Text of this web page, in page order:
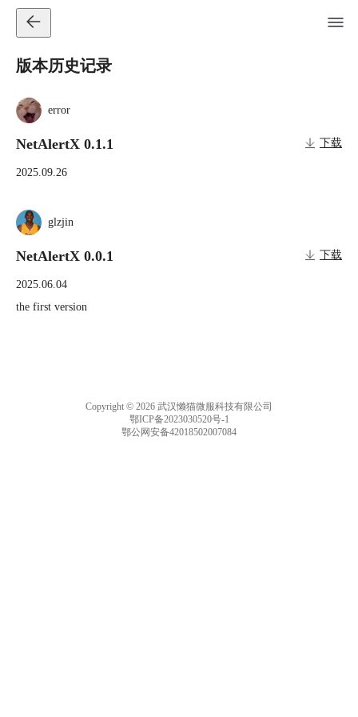
版本历史记录
error
NetAlertX 0.1.1 下载
2025.09.26
glzjin
NetAlertX 0.0.1 下载
2025.06.04
the first version
Copyright © 2026 武汉懒猫微服科技有限公司
鄂ICP备2023030520号-1
鄂公网安备42018502007084